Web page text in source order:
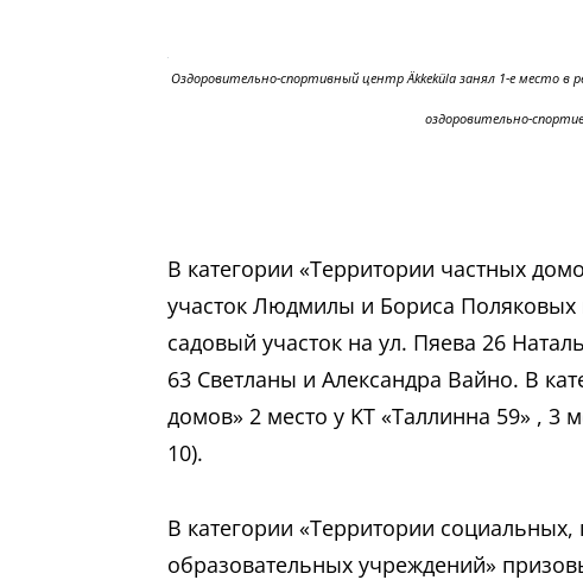
Оздоровительно-спортивный центр Äkkeküla занял 1-е место в
оздоровительно-
В категории «Территории частных
участок Людмилы и Бориса Поляковых
садовый участок на ул. Пяева 26
63 Светланы и Александра Вайно. В
домов» 2 место у KТ «Таллинна 59» , 3
10).
В категории «Территории
образовательных учреждений»